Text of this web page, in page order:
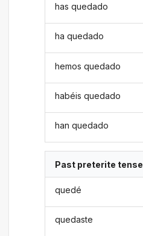
has quedado
ha quedado
hemos quedado
habéis quedado
han quedado
Past preterite tense
quedé
quedaste